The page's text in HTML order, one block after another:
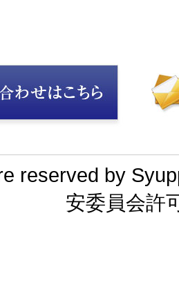
reserved by
安委員会許